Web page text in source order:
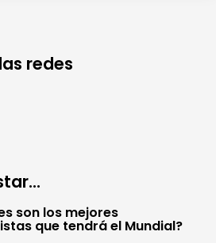
redes
son los mejores
que tendrá el Mundial?